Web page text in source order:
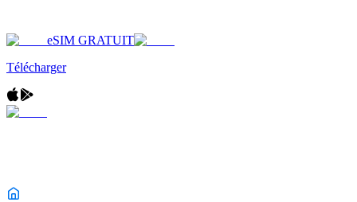
eSIM GRATUIT
Télécharger